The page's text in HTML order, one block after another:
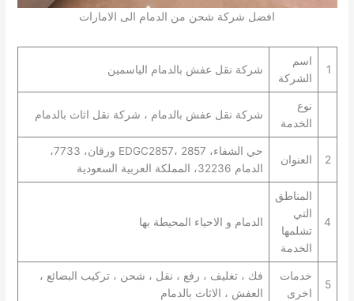
افضل شركة شحن من الدمام الى الامارات
1
اسم
الشركة
شركة نقل عفش بالدمام الياسمين
نوع
الخدمة
شركة نقل عفش بالدمام ، شركة نقل اثاث بالدمام
2 العنوان
حي الشفاء، EDGC2857، 2857 ورقان، 7733،
الدمام 32236، المملكة العربية السعودية
4
المناطق
التي
تشلمها
الخدمة
الدمام و الاحياء المحيطة بها
5
خدمات
اخرى
فك ، تغليف ، رفع ، نقل ، شحن ، تركيب البضائع ،
العفش ، الاثاث بالدمام